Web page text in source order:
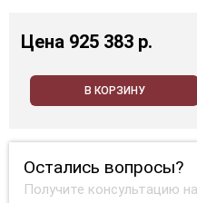
Цена 925 383 p.
В КОРЗИНУ
Остались вопросы?
Получите консультацию